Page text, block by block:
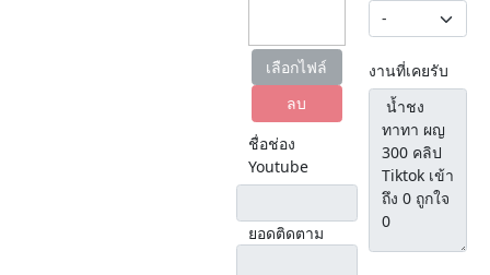
เลือกไฟล์
ลบ
ชื่อช่อง
Youtube
ยอดติดตาม
งานที่เคยรับ